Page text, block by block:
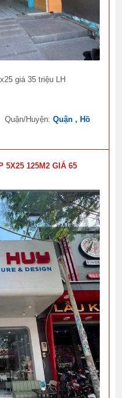
giá 35 triệu LH
Quận/Huyện:Quận , Hồ
5X25 125M2 GIÁ 65